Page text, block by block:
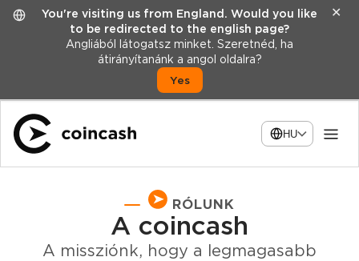
You're visiting us from England. Would you like
to be redirected to the english page?
Angliából látogatsz minket. Szeretnéd, ha
átirányítanánk a angol oldalra?
Yes
✕
HU
RÓLUNK
A coincash
A missziónk, hogy a legmagasabb